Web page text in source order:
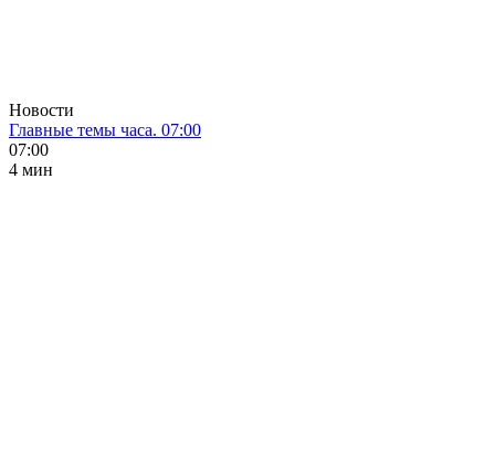
Новости
Главные темы часа. 07:00
07:00
4 мин